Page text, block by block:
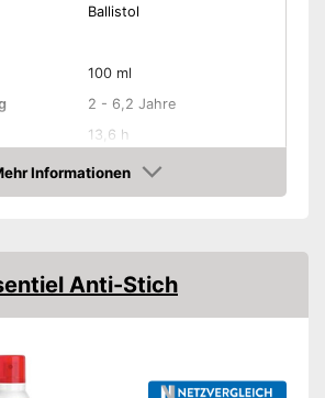
Ballistol
100 ml
2 - 6,2 Jahre
13,6 h
Schützt ebenfalls vor
Informationen
Anti-Stich